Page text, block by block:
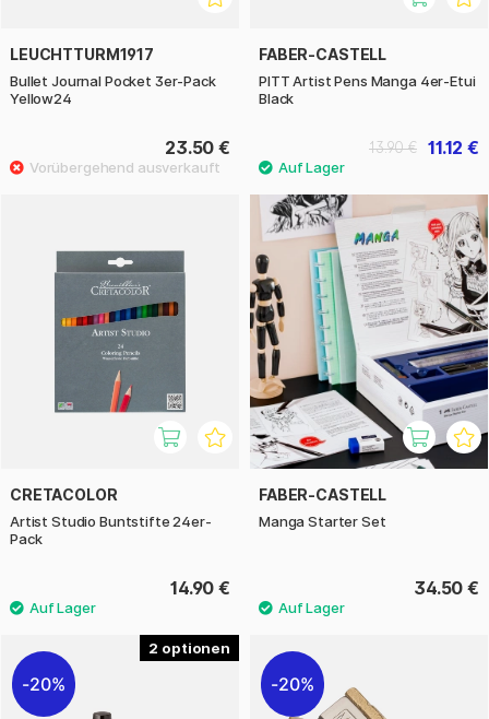
LEUCHTTURM1917
Bullet Journal Pocket 3er-Pack
Yellow24
23.50 €
FABER-CASTELL
PITT Artist Pens Manga 4er-Etui
Black
11.12 €
13.90 €
CRETACOLOR
Artist Studio Buntstifte 24er-
Pack
14.90 €
FABER-CASTELL
Manga Starter Set
34.50 €
2
20% 20%